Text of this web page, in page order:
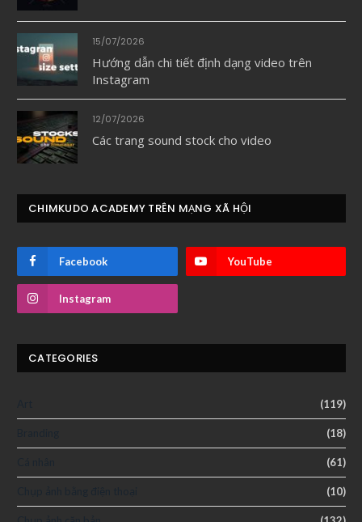
15/07/2026
Hướng dẫn chi tiết định dạng video trên
Instagram
12/07/2026
Các trang sound stock cho video
CHIMKUDO ACADEMY TRÊN MẠNG XÃ HỘI
Facebook YouTube
Instagram
CATEGORIES
(119)
(18)
(61)
(10)